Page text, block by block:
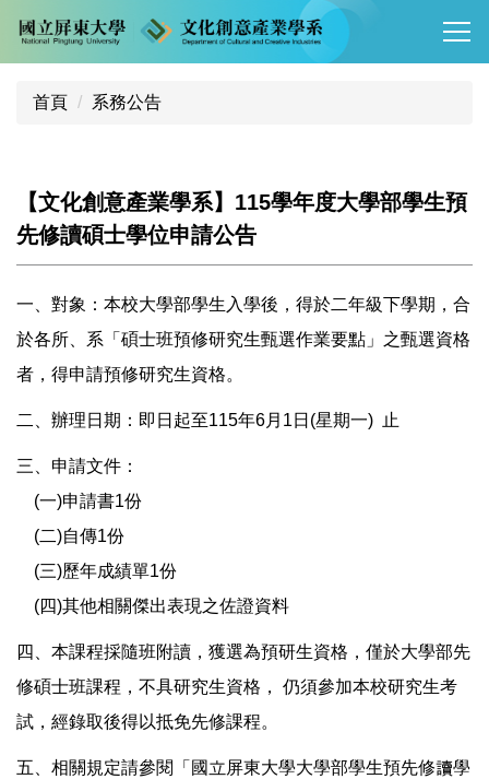
跳
到
主
首頁 系務公告
【文化創意產業學系】115學年度大學部學生預
先修讀碩士學位申請公告
一、對象：本校大學部學生入學後，得於二年級下學期，合
於各所、系「碩士班預修研究生甄選作業要點」之甄選資格
者，得申請預修研究生資格。
二、辦理日期：即日起至115年6月1日(星期一) 止
三、申請文件：
(一)申請書1份
(二)自傳1份
(三)歷年成績單1份
(四)其他相關傑出表現之佐證資料
四、本課程採隨班附讀，獲選為預研生資格，僅於大學部先
修碩士班課程，不具研究生資格， 仍須參加本校研究生考
試，經錄取後得以抵免先修課程。
五、相關規定請參閱「國立屏東大學大學部學生預先修讀學